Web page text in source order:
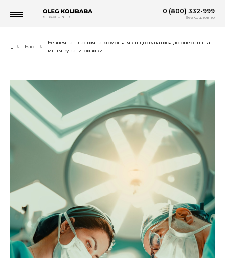
0 (800) 332-999
Безкоштовно
Блог
Безпечна пластична хірургія: як підготуватися до операції та
мінімізувати ризики